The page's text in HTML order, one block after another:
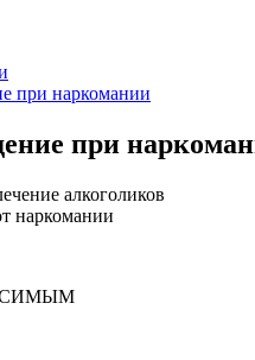
при наркомании
при
наркомании